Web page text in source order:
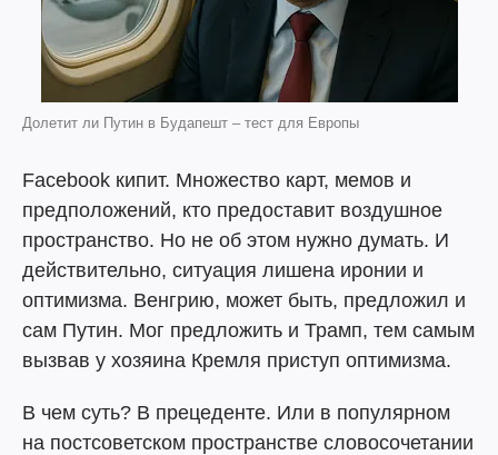
Долетит ли Путин в Будапешт – тест для Европы
Facebook кипит. Множество карт, мемов и
предположений, кто предоставит воздушное
пространство. Но не об этом нужно думать. И
действительно, ситуация лишена иронии и
оптимизма. Венгрию, может быть, предложил и
сам Путин. Мог предложить и Трамп, тем самым
вызвав у хозяина Кремля приступ оптимизма.
В чем суть? В прецеденте. Или в популярном
на постсоветском пространстве словосочетании